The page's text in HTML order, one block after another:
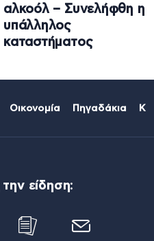
αλκοόλ – Συνελήφθη η
υπάλληλος
καταστήματος
Οικονομία Πηγαδάκια
την είδηση: